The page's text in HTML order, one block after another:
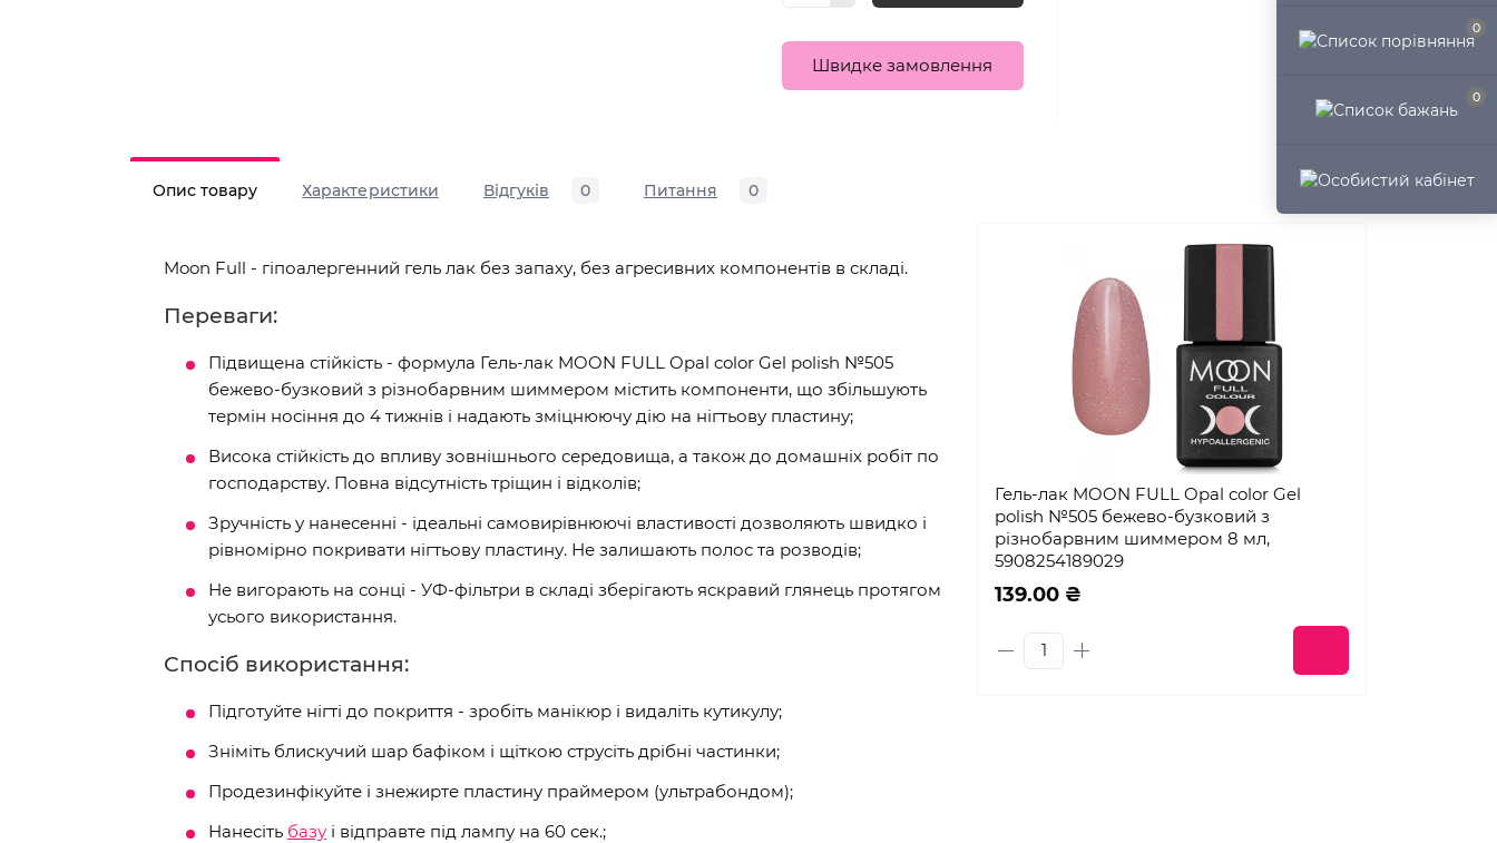
0
0
Швидке замовлення
Опис товару Характеристики Відгуків 0 Питання 0
Moon Full - гіпоалергенний гель лак без запаху, без агресивних компонентів в складі.
Переваги:
Підвищена стійкість - формула Гель-лак MOON FULL Opal color Gel polish №505
бежево-бузковий з різнобарвним шиммером містить компоненти, що збільшують
термін носіння до 4 тижнів і надають зміцнюючу дію на нігтьову пластину;
Висока стійкість до впливу зовнішнього середовища, а також до домашніх робіт по
господарству. Повна відсутність тріщин і відколів;
Зручність у нанесенні - ідеальні самовирівнюючі властивості дозволяють швидко і
рівномірно покривати нігтьову пластину. Не залишають полос та розводів;
Не вигорають на сонці - УФ-фільтри в складі зберігають яскравий глянець протягом
усього використання.
Спосіб використання:
Підготуйте нігті до покриття - зробіть манікюр і видаліть кутикулу;
Зніміть блискучий шар бафіком і щіткою струсіть дрібні частинки;
Продезинфікуйте і знежирте пластину праймером (ультрабондом);
Нанесіть базу і відправте під лампу на 60 сек.;
Гель-лак MOON FULL Opal color Gel
polish №505 бежево-бузковий з
різнобарвним шиммером 8 мл,
5908254189029
139.00 ₴